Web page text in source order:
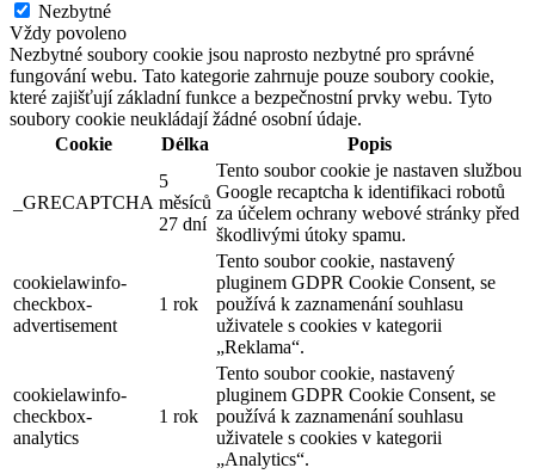
Nezbytné
Vždy povoleno
Nezbytné soubory cookie jsou naprosto nezbytné pro správné
fungování webu. Tato kategorie zahrnuje pouze soubory cookie,
které zajišťují základní funkce a bezpečnostní prvky webu. Tyto
soubory cookie neukládají žádné osobní údaje.
Cookie
Délka Popis
_GRECAPTCHA
5
měsíců
27 dní
Tento soubor cookie je nastaven službou
Google recaptcha k identifikaci robotů
za účelem ochrany webové stránky před
škodlivými útoky spamu.
cookielawinfo-
checkbox-
advertisement
1 rok
Tento soubor cookie, nastavený
pluginem GDPR Cookie Consent, se
používá k zaznamenání souhlasu
uživatele s cookies v kategorii
„Reklama“.
cookielawinfo-
checkbox-
analytics
1 rok
Tento soubor cookie, nastavený
pluginem GDPR Cookie Consent, se
používá k zaznamenání souhlasu
uživatele s cookies v kategorii
„Analytics“.